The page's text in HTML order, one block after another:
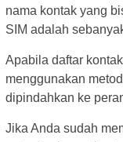
nama kontak yang
SIM adalah
Apabila daftar
menggunakan
dipindahkan ke
Jika Anda sudah